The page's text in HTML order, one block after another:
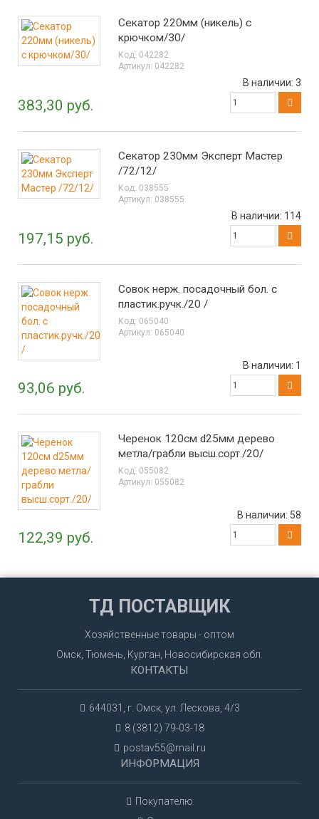
Секатор 220мм (никель) с
крючком/30/
Код: 042282
Артикул: 042282
383,30 руб.
В наличии: 3
Секатор 230мм Эксперт Мастер
/72/12/
Код: 038555
Артикул: 038555
197,15 руб.
В наличии: 114
Совок нерж. посадочный бол. с
пластик.ручк./20 /
Код: 065040
Артикул: 065040
93,06 руб.
В наличии: 1
Черенок 120см d25мм дерево
метла/грабли высш.сорт./20/
Код: 055082
Артикул: 055082
122,39 руб.
В наличии: 58
ТД ПОСТАВЩИК
Хозяйственные товары - оптом
Омск, Тюмень, Курган, Новосибирская обл.
КОНТАКТЫ
644031, г. Омск, ул. Лескова, 4/3
8 (3812) 79-03-18
postav55@mail.ru
ИНФОРМАЦИЯ
Покупателю